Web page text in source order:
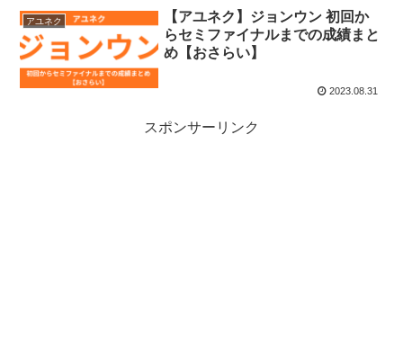
アユネク
【アユネク】ジョンウン 初回か
らセミファイナルまでの成績まと
め【おさらい】
2023.08.31
スポンサーリンク